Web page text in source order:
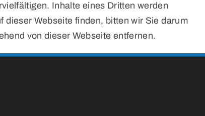
Inhalte eines Dritten werden
Webseite finden, bitten wir Sie darum
von dieser Webseite entfernen.